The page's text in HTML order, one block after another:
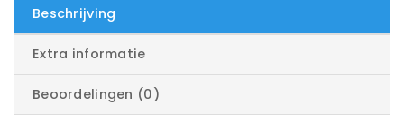
Beschrijving
Extra informatie
Beoordelingen (0)